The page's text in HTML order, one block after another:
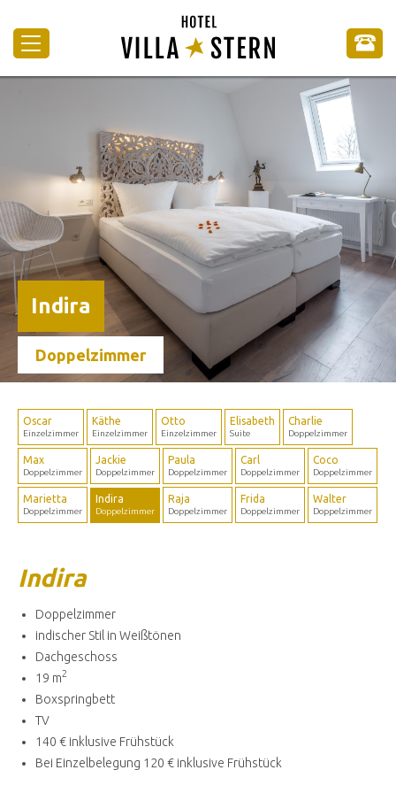
Indira
Doppelzimmer
Oscar
Einzelzimmer
Käthe
Einzelzimmer
Otto
Einzelzimmer
Elisabeth
Suite
Charlie
Doppelzimmer
Max
Doppelzimmer
Jackie
Doppelzimmer
Paula
Doppelzimmer
Carl
Doppelzimmer
Coco
Doppelzimmer
Marietta
Doppelzimmer
Indira
Doppelzimmer
Raja
Doppelzimmer
Frida
Doppelzimmer
Walter
Doppelzimmer
Indira
Doppelzimmer
indischer Stil in Weißtönen
Dachgeschoss
19 m2
Boxspringbett
TV
140 € inklusive Frühstück
Bei Einzelbelegung 120 € inklusive Frühstück